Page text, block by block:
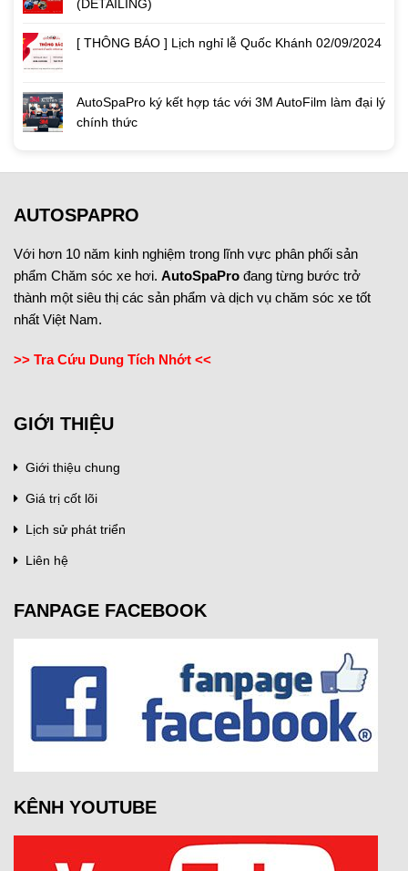
(DETAILING)
[ THÔNG BÁO ] Lịch nghỉ lễ Quốc Khánh 02/09/2024
AutoSpaPro ký kết hợp tác với 3M AutoFilm làm đại lý
chính thức
AUTOSPAPRO
Với hơn 10 năm kinh nghiệm trong lĩnh vực phân phối sản
phẩm Chăm sóc xe hơi. AutoSpaPro đang từng bước trở
thành một siêu thị các sản phẩm và dịch vụ chăm sóc xe tốt
nhất Việt Nam.
>> Tra Cứu Dung Tích Nhớt <<
GIỚI THIỆU
Giới thiệu chung
Giá trị cốt lõi
Lịch sử phát triển
Liên hệ
FANPAGE FACEBOOK
KÊNH YOUTUBE